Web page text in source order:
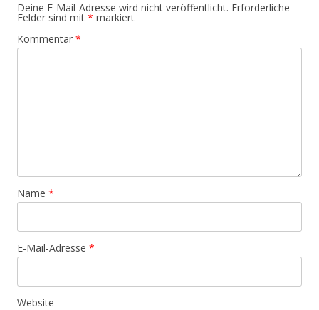
Deine E-Mail-Adresse wird nicht veröffentlicht. Erforderliche
Felder sind mit * markiert
Kommentar *
Name *
E-Mail-Adresse *
Website